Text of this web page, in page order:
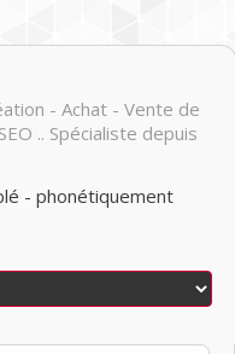
- Achat - Vente de
.. Spécialiste depuis
- phonétiquement